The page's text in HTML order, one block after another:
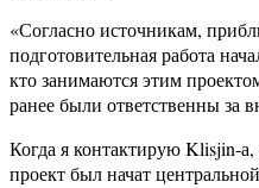
«Согласно источникам,
подготовительная работа
кто занимаются этим
ранее были ответственны за
Когда я контактирую Klisjin-
проект был начат